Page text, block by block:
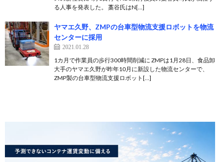
る人事を発表した。 藁谷氏はN[…]
ヤマエ久野、ZMPの台車型物流支援ロボットを物流
センターに採用
2021.01.28
1カ月で作業員の歩行300時間削減に ZMPは1月28日、食品卸
大手のヤマエ久野が昨年10月に新設した物流センターで、
ZMP製の台車型物流支援ロボット[…]